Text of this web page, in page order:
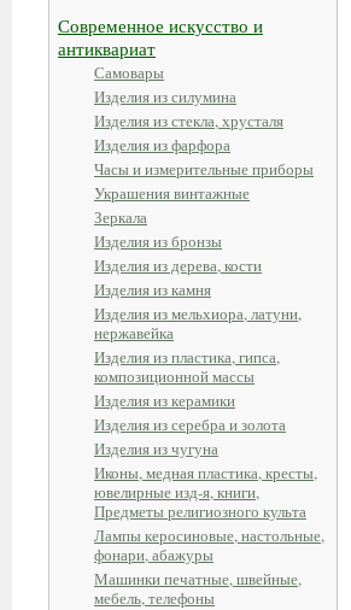
Современное искусство и
антиквариат
Самовары
Изделия из силумина
Изделия из стекла, хрусталя
Изделия из фарфора
Часы и измерительные приборы
Украшения винтажные
Зеркала
Изделия из бронзы
Изделия из дерева, кости
Изделия из камня
Изделия из мельхиора, латуни,
нержавейка
Изделия из пластика, гипса,
композиционной массы
Изделия из керамики
Изделия из серебра и золота
Изделия из чугуна
Иконы, медная пластика, кресты,
ювелирные изд-я, книги,
Предметы религиозного культа
Лампы керосиновые, настольные,
фонари, абажуры
Машинки печатные, швейные,
мебель, телефоны